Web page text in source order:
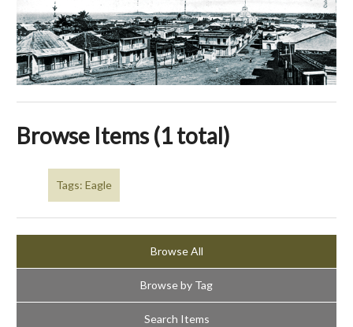
Browse Items (1 total)
Tags: Eagle
Browse All
Browse by Tag
Search Items